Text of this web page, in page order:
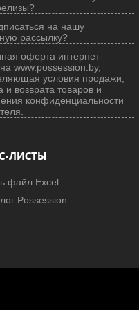
на нашу
рассылку?
оферта интернет-
www.possession.by,
условия продажи,
и возврата товаров и
конфиденциальности
ЛИСТЫ
файл Excel
Possession